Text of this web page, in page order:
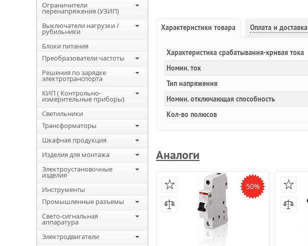
Ограничители
перенапряжения (УЗИП)
Выключатели нагрузки /
рубильники
Блоки питания
Преобразователи частоты
Решения по зарядке
электротранспорта
КИП ( Контрольно-
измерительные приборы)
Светильники
Трансформаторы
Шкафная продукция
Изделия для монтажа
Электроустановочные
изделия
Инструменты
Промышленные разъемы
Свето-сигнальная
аппаратура
Электродвигатели
Характеристики товара Оплата и доставка
Характеристика срабатывания-кривая тока
Номин. ток
Тип напряжения
Номин. отключающая способность
Кол-во полюсов
Аналоги
50%